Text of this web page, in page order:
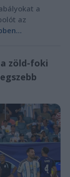
a
az
zöld-foki